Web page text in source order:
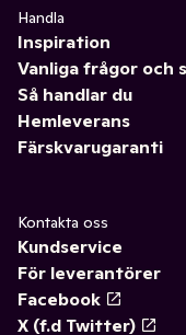
Handla
Inspiration
Vanliga frågor och
Så handlar du
Hemleverans
Färskvarugaranti
Kontakta oss
Kundservice
För leverantörer
Facebook
X (f.d Twitter)